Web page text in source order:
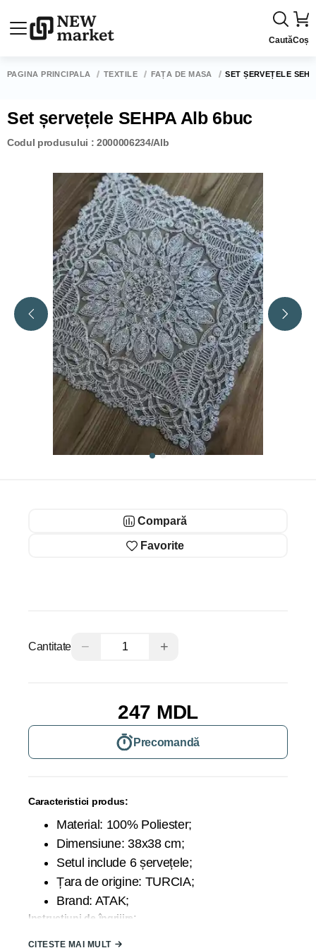
CautăCoș
PAGINA PRINCIPALĂ TEXTILE FAȚĂ DE MASĂ SET ȘERVEȚELE
Set șervețele SEHPA Alb 6buc
Codul produsului : 2000006234/Alb
Compară
Favorite
Cantitate − +
247 MDL
Precomandă
Caracteristici produs:
Material: 100% Poliester;
Dimensiune: 38x38 cm;
Setul include 6 șervețele;
Țara de origine: TURCIA;
Brand: ATAK;
Instrucțiuni de îngrijire:
Pentru a vă servi o perioadă îndelungată
CITEȘTE MAI MULT